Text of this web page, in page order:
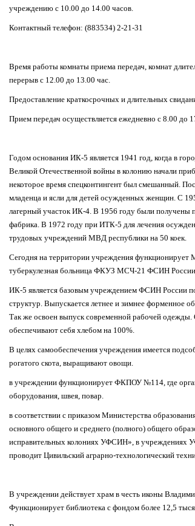
учреждению с 10.00 до 14.00 часов.
Контактный телефон: (883534) 2-21-31
Время работы комнаты приема передач, комнат
перерыв с 12.00 до 13.00 час.
Предоставление краткосрочных и длительных
Прием передач осуществляется ежедневно с 8.00 до
Годом основания ИК-5 является 1941 год, когда в
Великой Отечественной войны в колонию начали
некоторое время спецконтингент был смешанный.
младенца и ясли для детей осужденных женщин. С
лагерный участок ИК-4. В 1956 году были
фабрика. В 1972 году при ИТК-5 для лечения
трудовых учреждений МВД республики на 50 коек.
Сегодня на территории учреждения функционирует
туберкулезная больница ФКУЗ МСЧ-21 ФСИН России
ИК-5 является базовым учреждением ФСИН
структур. Выпускается летнее и зимнее форменное
Так же освоен выпуск современной рабочей
обеспечивают себя хлебом на 100%.
В целях самообеспечения учреждения имеется
рогатого скота, выращивают овощи.
в учреждении функционирует ФКПОУ №114, где
оборудования, швея, повар.
в соответствии с приказом Министерства
основного общего и среднего (полного) общего
исправительных колониях УФСИН», в учреждениях
проводит Цивильский аграрно-технологический
В учреждении действует храм в честь иконы
Функционирует библиотека с фондом более 12,5